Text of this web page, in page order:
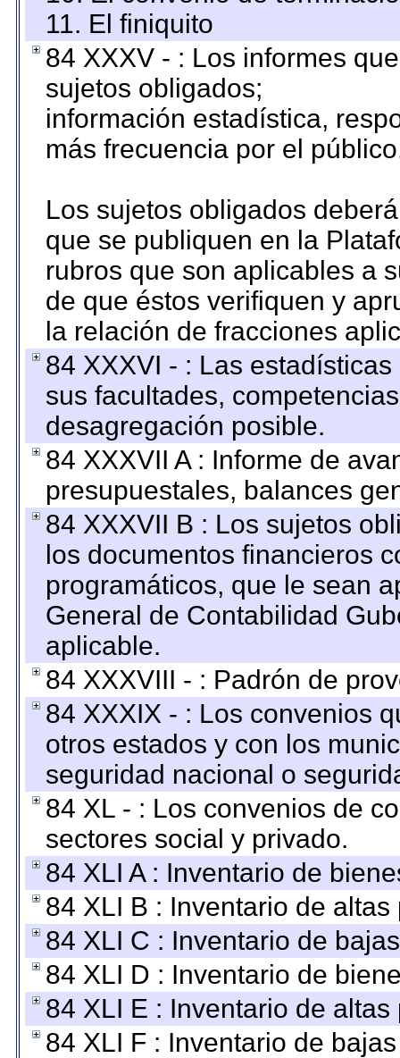
11. El finiquito
84 XXXV - : Los informes
sujetos obligados;
información estadística,
más frecuencia por el
Los sujetos obligados
que se publiquen en la
rubros que son aplicables a
de que éstos verifiquen y
la relación de fracciones
84 XXXVI - : Las
sus facultades,
desagregación posible.
84 XXXVII A : Informe de
presupuestales, balances
84 XXXVII B : Los sujetos
los documentos financieros
programáticos, que le sean
General de Contabilidad
aplicable.
84 XXXVIII - : Padrón de
84 XXXIX - : Los convenios
otros estados y con los
seguridad nacional o
84 XL - : Los convenios de
sectores social y privado.
84 XLI A : Inventario de
84 XLI B : Inventario de
84 XLI C : Inventario de
84 XLI D : Inventario de
84 XLI E : Inventario de
84 XLI F : Inventario de